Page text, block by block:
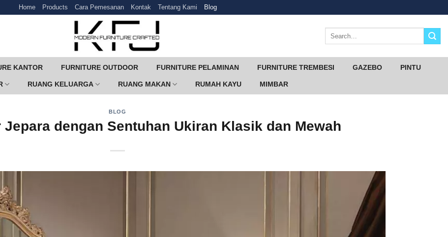
Home Products Cara Pemesanan Kontak Tentang Kami Blog
KANTOR FURNITURE OUTDOOR FURNITURE PELAMINAN FURNITURE TREMBESI GAZEBO PINTU
RUANG KELUARGA RUANG MAKAN RUMAH KAYU MIMBAR
BLOG
Jepara dengan Sentuhan Ukiran Klasik dan Mewah